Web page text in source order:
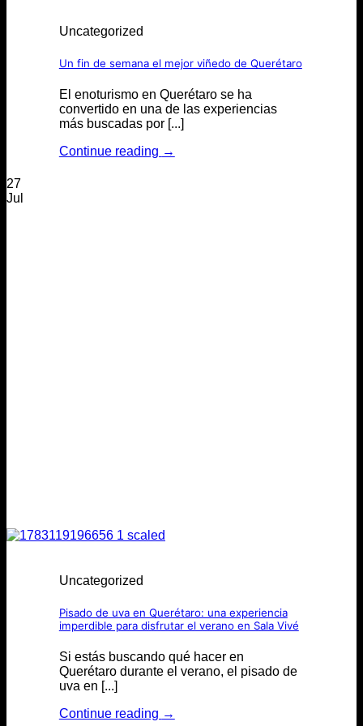
Uncategorized
Un fin de semana el mejor viñedo de Querétaro
El enoturismo en Querétaro se ha
convertido en una de las experiencias
más buscadas por [...]
Continue reading →
27
Jul
Uncategorized
Pisado de uva en Querétaro: una experiencia
imperdible para disfrutar el verano en Sala Vivé
Si estás buscando qué hacer en
Querétaro durante el verano, el pisado de
uva en [...]
Continue reading →